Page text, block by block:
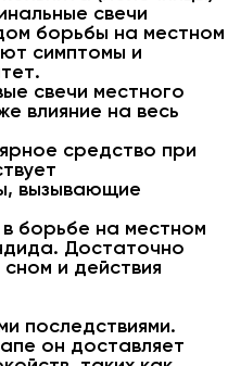
свечи
борьбы на местном
симптомы и
свечи местного
влияние на весь
средство при
вызывающие
борьбе на местном
Достаточно
и действия
последствиями.
он доставляет